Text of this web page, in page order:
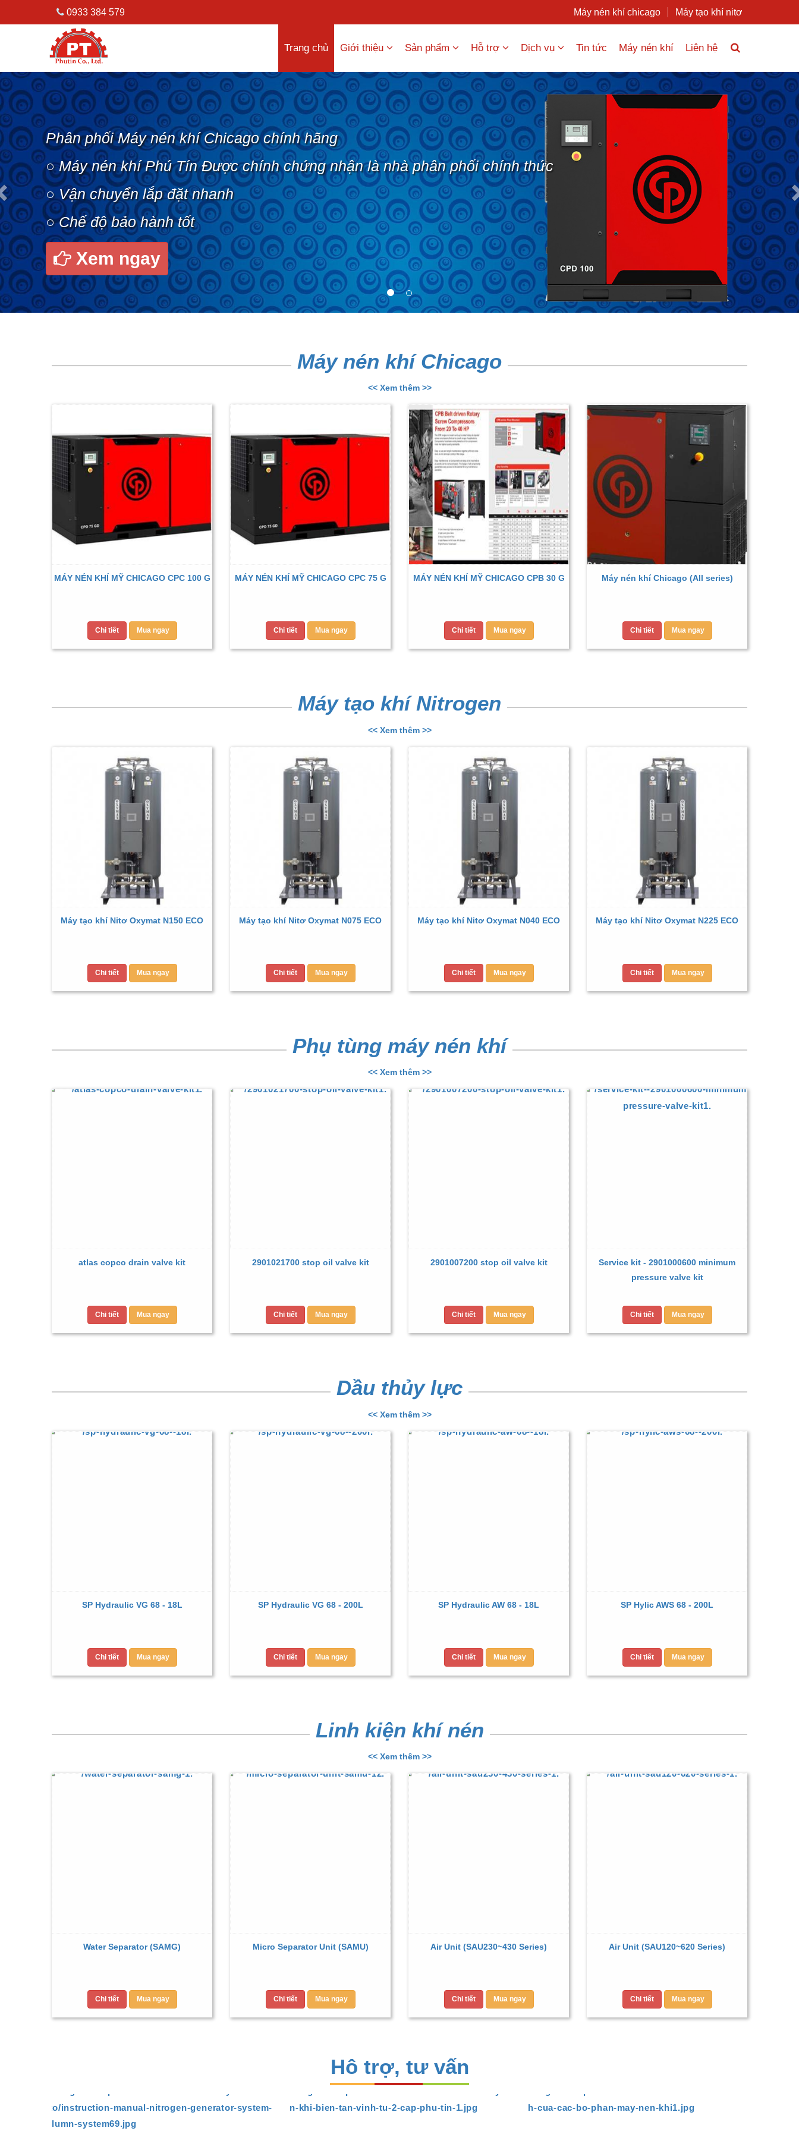
0933 384 579 Máy nén khí chicago Máy tạo khí nitơ
Trang chủ Giới thiệu Sản phẩm Hỗ trợ Dịch vụ Tin tức Máy nén khí Liên hệ
Phân phối Máy nén khí Chicago chính hãng
○ Máy nén khí Phú Tín Được chính chứng nhận là nhà phân phối chính thức
○ Vận chuyển lắp đặt nhanh
○ Chế độ bảo hành tốt
Xem ngay
Previous
Máy nén khí Chicago
<< Xem thêm >>
MÁY NÉN KHÍ MỸ CHICAGO CPC 100 G
Chi tiết Mua ngay
MÁY NÉN KHÍ MỸ CHICAGO CPC 75 G
Chi tiết Mua ngay
MÁY NÉN KHÍ MỸ CHICAGO CPB 30 G
Chi tiết Mua ngay
Máy nén khí Chicago (All series)
Chi tiết Mua ngay
Máy tạo khí Nitrogen
<< Xem thêm >>
Máy tạo khí Nitơ Oxymat N150 ECO
Chi tiết Mua ngay
Máy tạo khí Nitơ Oxymat N075 ECO
Chi tiết Mua ngay
Máy tạo khí Nitơ Oxymat N040 ECO
Chi tiết Mua ngay
Máy tạo khí Nitơ Oxymat N225 ECO
Chi tiết Mua ngay
Phụ tùng máy nén khí
<< Xem thêm >>
atlas copco drain valve kit
Chi tiết Mua ngay
2901021700 stop oil valve kit
Chi tiết Mua ngay
2901007200 stop oil valve kit
Chi tiết Mua ngay
Service kit - 2901000600 minimum
pressure valve kit
Chi tiết Mua ngay
Dầu thủy lực
<< Xem thêm >>
SP Hydraulic VG 68 - 18L
Chi tiết Mua ngay
SP Hydraulic VG 68 - 200L
Chi tiết Mua ngay
SP Hydraulic AW 68 - 18L
Chi tiết Mua ngay
SP Hylic AWS 68 - 200L
Chi tiết Mua ngay
Linh kiện khí nén
<< Xem thêm >>
Water Separator (SAMG)
Chi tiết Mua ngay
Micro Separator Unit (SAMU)
Chi tiết Mua ngay
Air Unit (SAU230~430 Series)
Chi tiết Mua ngay
Air Unit (SAU120~620 Series)
Chi tiết Mua ngay
Hô trợ, tư vấn